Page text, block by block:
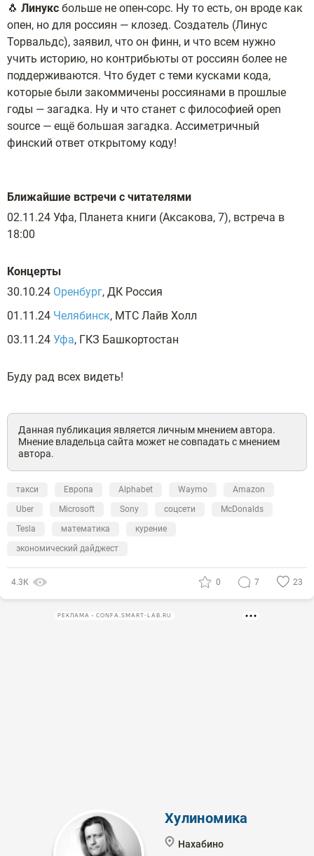
🐧 Линукс больше не опен-сорс. Ну то есть, он вроде как
опен, но для россиян — клозед. Создатель (Линус
Торвальдс), заявил, что он финн, и что всем нужно
учить историю, но контрибьюты от россиян более не
поддерживаются. Что будет с теми кусками кода,
которые были закоммичены россиянами в прошлые
годы — загадка. Ну и что станет с философией open
source — ещё большая загадка. Ассиметричный
финский ответ открытому коду!
Ближайшие встречи с читателями
02.11.24 Уфа, Планета книги (Аксакова, 7), встреча в
18:00
Концерты
30.10.24 Оренбург, ДК Россия
01.11.24 Челябинск, МТС Лайв Холл
03.11.24 Уфа, ГКЗ Башкортостан
Буду рад всех видеть!
Данная публикация является личным мнением автора.
Мнение владельца сайта может не совпадать с мнением
автора.
такси Европа Alphabet Waymo
Amazon
Uber
Microsoft Sony соцсети
McDonalds
Tesla
математика
курение
экономический дайджест
4.3К 0 7 23
РЕКЛАМА • CONFA.SMART-LAB.RU
Хулиномика
Нахабино